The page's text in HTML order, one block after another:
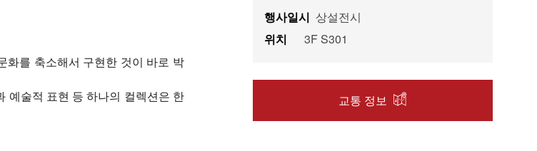
화를 축소해서 구현한 것이 바로 박
예술적 표현 등 하나의 컬렉션은 한
행사일시 상설전시
위치
3F S301
교통 정보